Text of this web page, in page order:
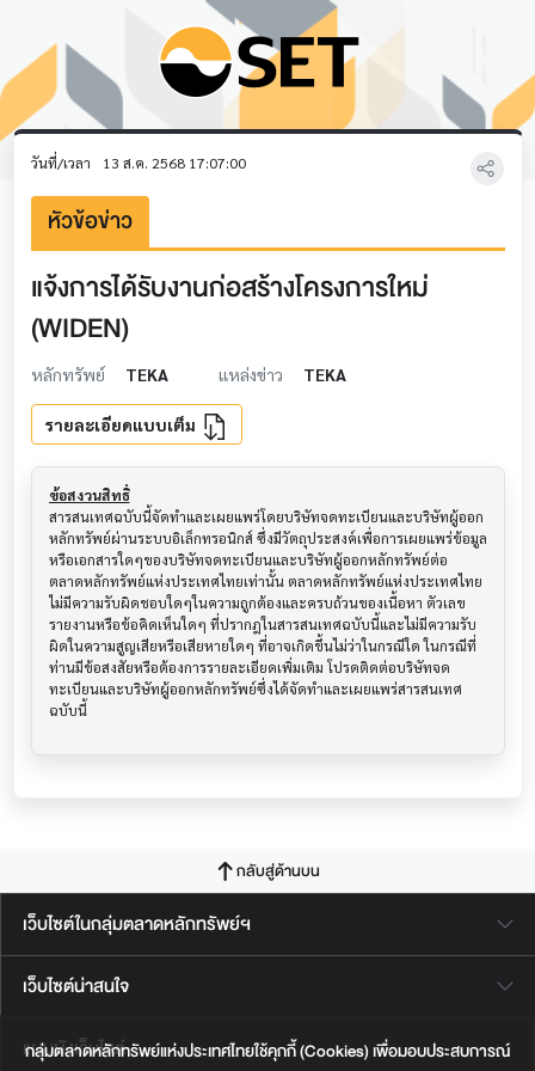
กลุ่มตลาดหลักทรัพย์แห่งประเทศไทยใช้คุกกี้ (Cookies) เพื่อมอบประสบการณ์
วันที่/เวลา 13 ส.ค. 2568 17:07:00
หัวข้อข่าว
แจ้งการได้รับงานก่อสร้างโครงการใหม่
(WIDEN)
หลักทรัพย์ TEKA แหล่งข่าว TEKA
รายละเอียดแบบเต็ม
ข้อสงวนสิทธิ์
สารสนเทศฉบับนี้จัดทำและเผยแพร่โดยบริษัทจดทะเบียนและบริษัทผู้ออก
หลักทรัพย์ผ่านระบบอิเล็กทรอนิกส์ ซึ่งมีวัตถุประสงค์เพื่อการเผยแพร่ข้อมูล
หรือเอกสารใดๆของบริษัทจดทะเบียนและบริษัทผู้ออกหลักทรัพย์ต่อ
ตลาดหลักทรัพย์แห่งประเทศไทยเท่านั้น ตลาดหลักทรัพย์แห่งประเทศไทย
ไม่มีความรับผิดชอบใดๆในความถูกต้องและครบถ้วนของเนื้อหา ตัวเลข
รายงานหรือข้อคิดเห็นใดๆ ที่ปรากฎในสารสนเทศฉบับนี้และไม่มีความรับ
ผิดในความสูญเสียหรือเสียหายใดๆ ที่อาจเกิดขึ้นไม่ว่าในกรณีใด ในกรณีที่
ท่านมีข้อสงสัยหรือต้องการรายละเอียดเพิ่มเติม โปรดติดต่อบริษัทจด
ทะเบียนและบริษัทผู้ออกหลักทรัพย์ซึ่งได้จัดทำและเผยแพร่สารสนเทศ
ฉบับนี้
กลับสู่ด้านบน
เว็บไซต์ในกลุ่มตลาดหลักทรัพย์ฯ
เว็บไซต์น่าสนใจ
แผนผังเว็บไซต์